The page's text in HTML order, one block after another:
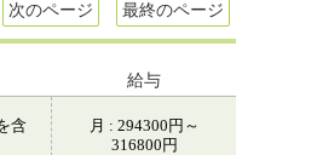
次のページ 最終のページ
給与
含
月 : 294300円～
316800円